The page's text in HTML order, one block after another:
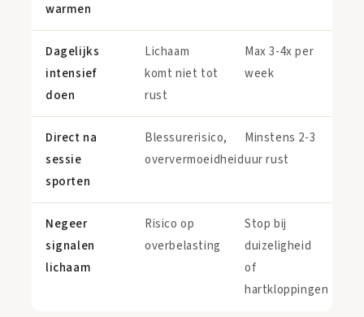
warmen
Dagelijks
intensief
doen
Lichaam
komt niet tot
rust
Max 3-4x per
week
Direct na
sessie
sporten
Blessurerisico,
oververmoeidheid
Minstens 2-3
uur rust
Negeer
signalen
lichaam
Risico op
overbelasting
Stop bij
duizeligheid
of
hartkloppingen